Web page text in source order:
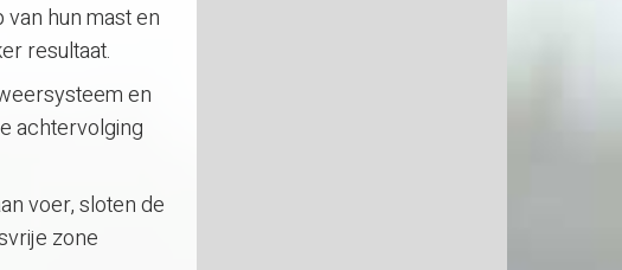
hun mast en
resultaat.
en
achtervolging
voer, sloten de
zone